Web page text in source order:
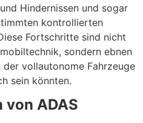
Hindernissen und sogar
kontrollierten
Fortschritte sind nicht
sondern ebnen
vollautonome Fahrzeuge
sein könnten.
von ADAS